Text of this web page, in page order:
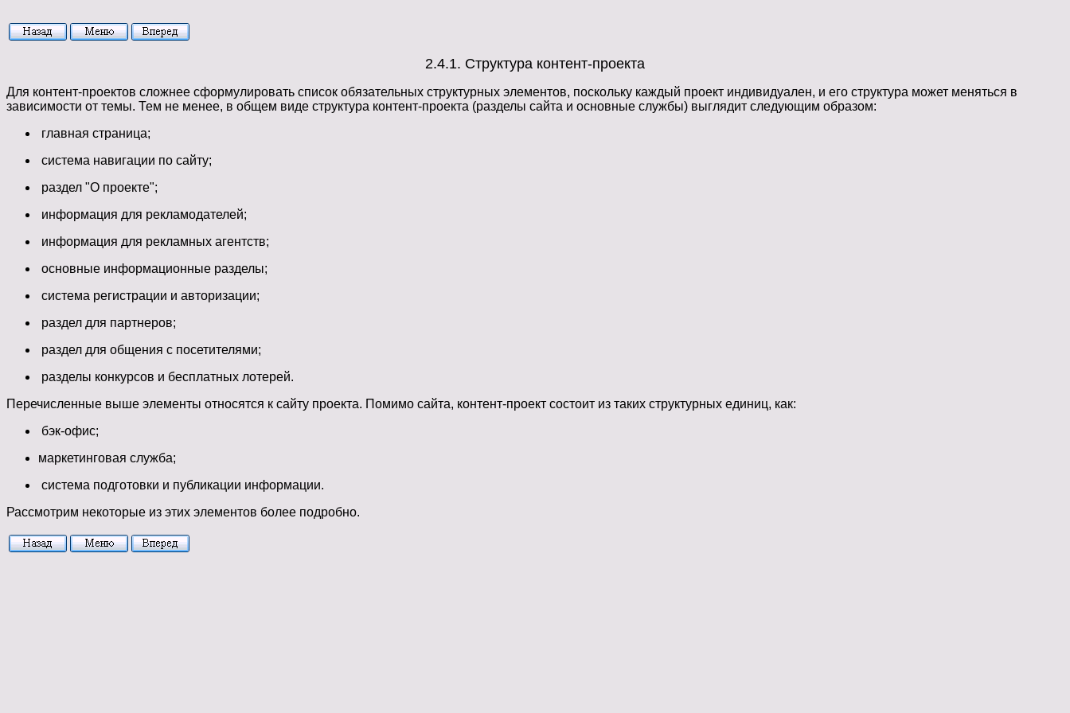
2.4.1. Структура контент-проекта
Для контент-проектов сложнее сформулировать список обязательных структурных элементов, поскольку каждый проект индивидуален, и его структура может меняться в
зависимости от темы. Тем не менее, в общем виде структура контент-проекта (разделы сайта и основные службы) выглядит следующим образом:
главная страница;
система навигации по сайту;
раздел "О проекте";
информация для рекламодателей;
информация для рекламных агентств;
основные информационные разделы;
система регистрации и авторизации;
раздел для партнеров;
раздел для общения с посетителями;
разделы конкурсов и бесплатных лотерей.
Перечисленные выше элементы относятся к сайту проекта. Помимо сайта, контент-проект состоит из таких структурных единиц, как:
бэк-офис;
маркетинговая служба;
система подготовки и публикации информации.
Рассмотрим некоторые из этих элементов более подробно.